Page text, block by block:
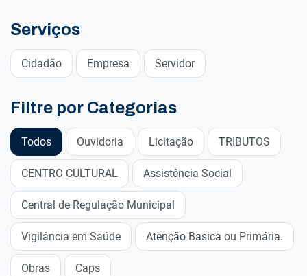
Serviços
Cidadão Empresa Servidor
Filtre por Categorias
Todos Ouvidoria Licitação TRIBUTOS
CENTRO CULTURAL Assistência Social
Central de Regulação Municipal
Vigilância em Saúde Atenção Basica ou Primária.
Obras Caps